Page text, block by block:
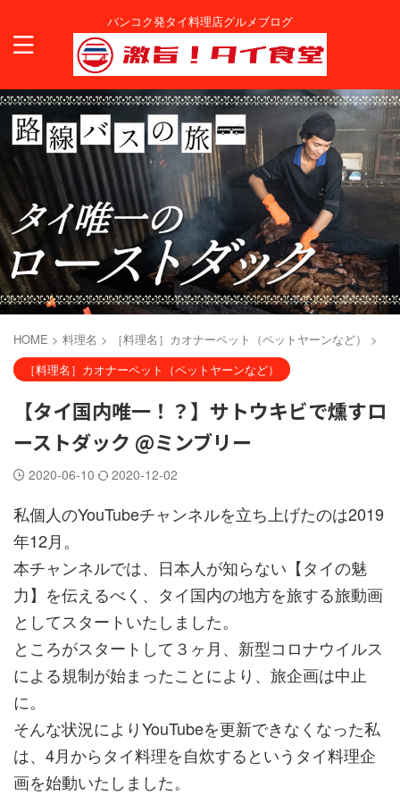
バンコク発タイ料理店グルメブログ
HOME > 料理名 > ［料理名］カオナーペット（ペットヤーンなど）
>
［料理名］カオナーペット（ペットヤーンなど）
【タイ国内唯一！？】サトウキビで燻すロ
ーストダック @ミンブリー
2020-06-10 2020-12-02
私個人のYouTubeチャンネルを立ち上げたのは2019
年12月。
本チャンネルでは、日本人が知らない【タイの魅
力】を伝えるべく、タイ国内の地方を旅する旅動画
としてスタートいたしました。
ところがスタートして３ヶ月、新型コロナウイルス
による規制が始まったことにより、旅企画は中止
に。
そんな状況によりYouTubeを更新できなくなった私
は、4月からタイ料理を自炊するというタイ料理企
画を始動いたしました。